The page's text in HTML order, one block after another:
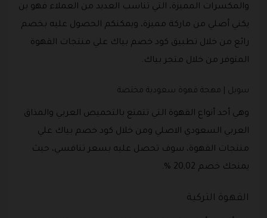
والمكسرات المميزة، التي تناسب العديد من العملاء فهو بن
يكني أصلي من ماركة مميزة، ويمكنكم الحصول عليه بخصم
رائع من خلال تطبيق كود خصم بياك علي منتجات القهوة
المتوفر من خلال متجر بياك.
سويل | مهجة قهوة سعودية مختصة
وهي أحد أنواع القهوة التي تتمتع بالتحميص العربي والمذاق
العربي السعودي الاصلي ومن خلال كود خصم بياك علي
منتجات القهوة، سوف تحصل عليه بسعر تنافسي، حيث
يمنحك خصم 20,02 %.
القهوة التركية